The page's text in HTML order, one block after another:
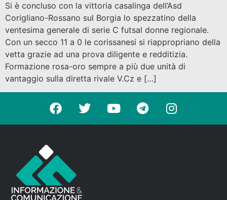
Si è concluso con la vittoria casalinga dell’Asd
Corigliano-Rossano sul Borgia lo spezzatino della
ventesima generale di serie C futsal donne regionale.
Con un secco 11 a 0 le corissanesi si riappropriano della
vetta grazie ad una prova diligente e redditizia.
Formazione rosa-oro sempre a più due unità di
vantaggio sulla diretta rivale V.Cz e […]